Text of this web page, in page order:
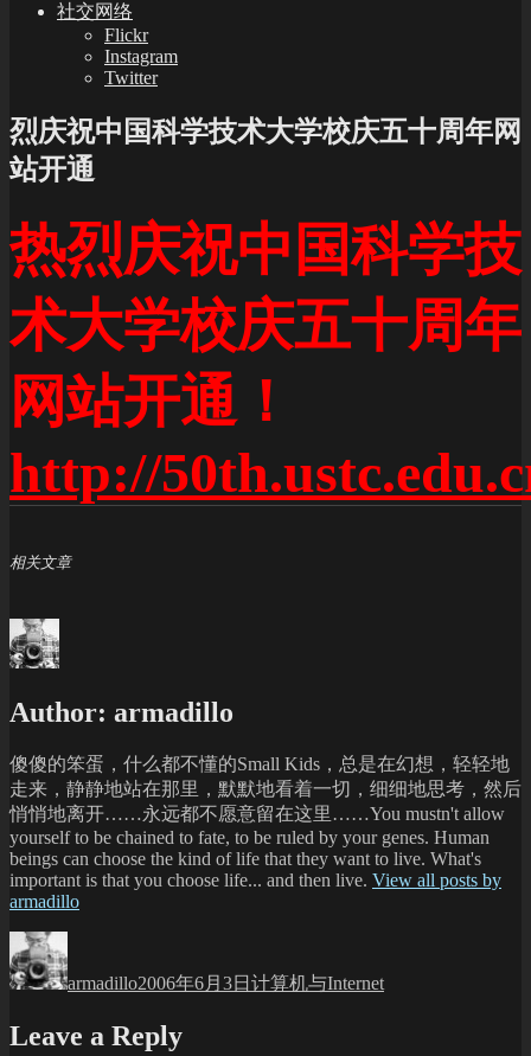
社交网络
Flickr
Instagram
Twitter
烈庆祝中国科学技术大学校庆五十周年网
站开通
热烈庆祝中国科学技
术大学校庆五十周年
网站开通！
http://
相关文章
Author: armadillo
傻傻的笨蛋，什么都不懂的Small Kids，总是在幻想，轻轻地
走来，静静地站在那里，默默地看着一切，细细地思考，然后
悄悄地离开……永远都不愿意留在这里……You mustn't allow
yourself to be chained to fate, to be ruled by your genes. Human
beings can choose the kind of life that they want to live. What's
important is that you choose life... and then live. View all posts by
armadillo
armadillo2006年6月3日 计算机与Internet
Leave a Reply